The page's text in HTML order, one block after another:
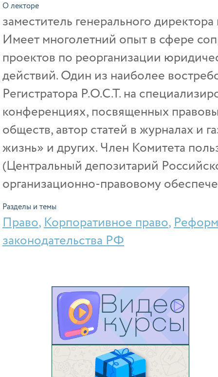
О лекторе
заместитель генерального
Имеет многолетний опыт в сфере
проектов по реорганизации
действий. Один из наиболее
Регистратора Р.О.С.Т. на
конференциях, посвященных
обществ, автор статей в журналах и
жизнь» и других. Член Комитета
(Центральный депозитарий
организационно-правовому
Разделы и темы
Право,Корпоративное право,
законодательства РФ